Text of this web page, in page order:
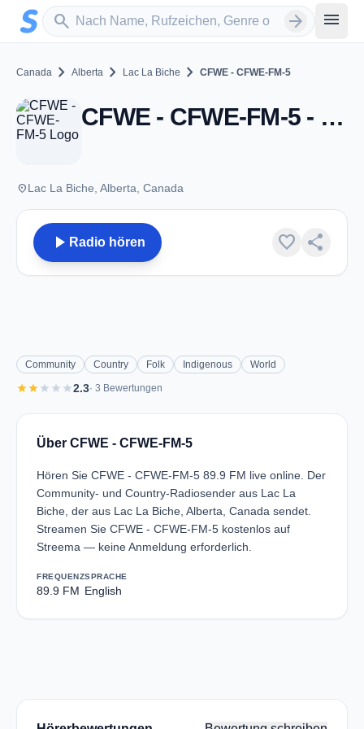
Zum Hauptinhalt springen
search
Sender suchen arrow_forward menu
Canada chevron_right Alberta chevron_right Lac La Biche chevron_right CFWE - CFWE-FM-5
CFWE - CFWE-FM-5 - FM 89.9 - Lac La Biche, AB
placeLac La Biche, Alberta, Canada
play_arrow Radio hören favorite share
Community Country Folk Indigenous World
starstarstar star star2.3· 3 Bewertungen
Über CFWE - CFWE-FM-5
Hören Sie CFWE - CFWE-FM-5 89.9 FM live online. Der
Community- und Country-Radiosender aus Lac La
Biche, der aus Lac La Biche, Alberta, Canada sendet.
Streamen Sie CFWE - CFWE-FM-5 kostenlos auf
Streema — keine Anmeldung erforderlich.
FREQUENZ
89.9 FM
SPRACHE
English